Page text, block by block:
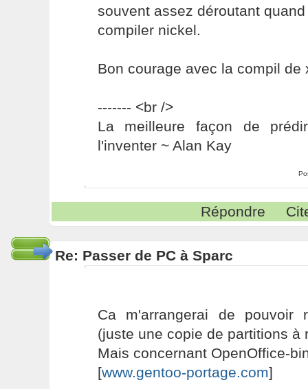
souvent assez déroutant
compiler nickel.
Bon courage avec la compil de
------- <br />
La meilleure façon de
l'inventer ~ Alan Kay
Répondre
Re: Passer de PC à Sparc
Ca m'arrangerai de pouvoir
(juste une copie de partitions à
Mais concernant OpenOffice-
[www.gentoo-portage.com]